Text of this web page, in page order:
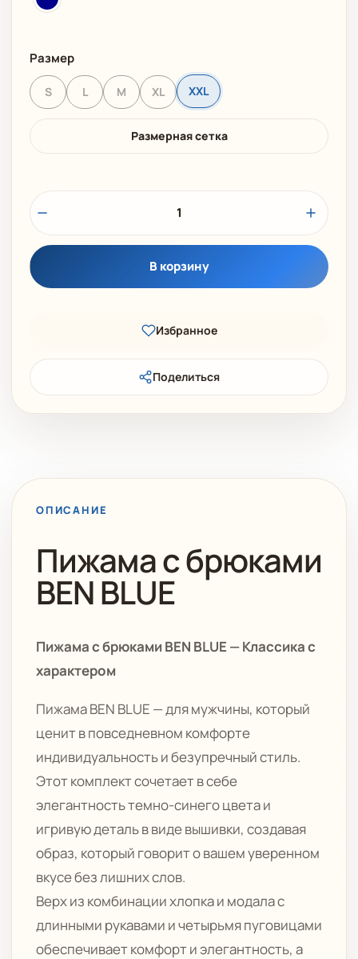
Размер
S L M XL XXL
Размерная сетка
1
В корзину
Избранное
Поделиться
ОПИСАНИЕ
Пижама с брюками
BEN BLUE
Пижама с брюками BEN BLUE — Классика с
характером
Пижама BEN BLUE — для мужчины, который
ценит в повседневном комфорте
индивидуальность и безупречный стиль.
Этот комплект сочетает в себе
элегантность темно-синего цвета и
игривую деталь в виде вышивки, создавая
образ, который говорит о вашем уверенном
вкусе без лишних слов.
Верх из комбинации хлопка и модала с
длинными рукавами и четырьмя пуговицами
обеспечивает комфорт и элегантность, а